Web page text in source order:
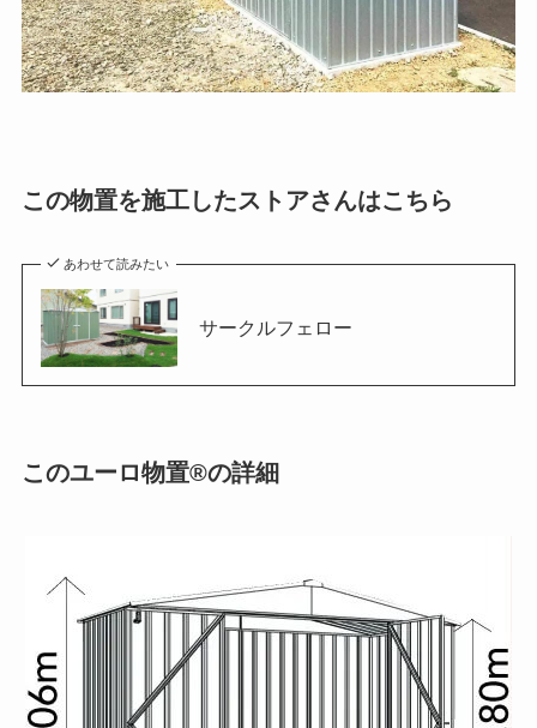
この物置を施工したストアさんはこちら
あわせて読みたい
サークルフェロー
このユーロ物置®の詳細